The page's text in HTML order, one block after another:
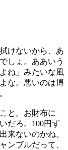
けないから、あ
しょ。ああいう
ね」みたいな風
な。悪いのは博
と。お財布に
だろ。100円ず
来ないのかね。
ンブルだって、